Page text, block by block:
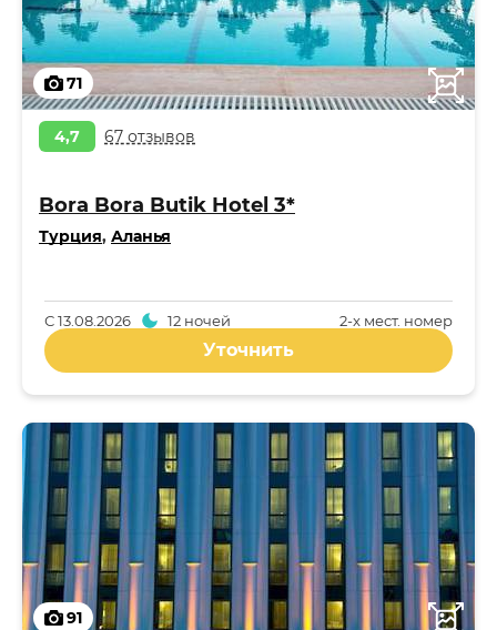
71
4,7 67 отзывов
Bora Bora Butik Hotel 3*
Турция, Аланья
2-x мест. номер
С13.08.2026 12 ночей
Уточнить
91